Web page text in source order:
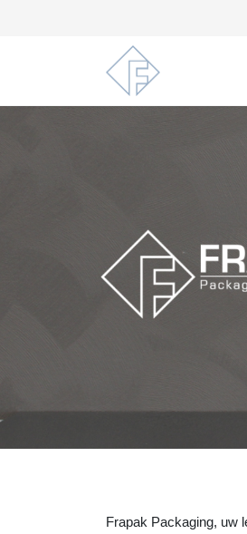
Frapak Packaging, uw